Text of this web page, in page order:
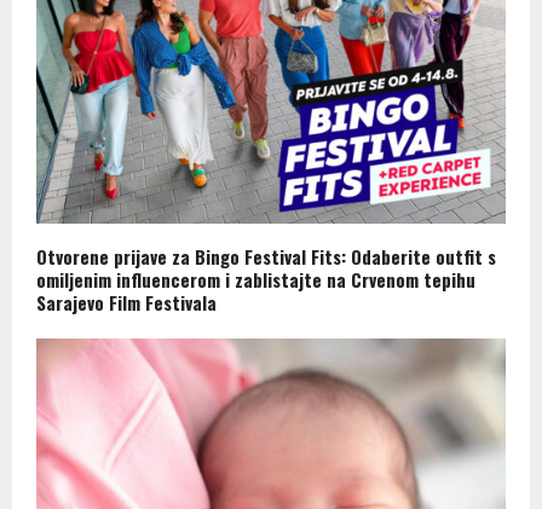
Otvorene prijave za Bingo Festival Fits: Odaberite outfit s
omiljenim influencerom i zablistajte na Crvenom tepihu
Sarajevo Film Festivala